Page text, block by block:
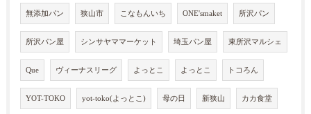
無添加パン 狭山市 こなもんいち ONE'smaket 所沢パン
所沢パン屋 シンサヤママーケット 埼玉パン屋 東所沢マルシェ
Que ヴィーナスリーグ よっとこ よっとこ トコろん
YOT-TOKO yot-toko(よっとこ) 母の日 新狭山 カカ食堂